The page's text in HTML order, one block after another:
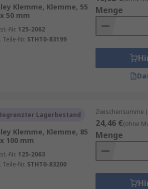
in der Holzbearbeitung
und Spannung werden durch
der Backen. Ideal für lange oder
in einem Winkel wie
in Verbindung mit einer
Klemme, Klemme, 55
50 mm
Nr. 125-2062
Teile-Nr. STHT0-83199
Menge
Lagerbestand
Klemme, Klemme, 85
100 mm
Nr. 125-2063
Teile-Nr. STHT0-83200
Zwischensumme
24,46 €(ohne
Menge